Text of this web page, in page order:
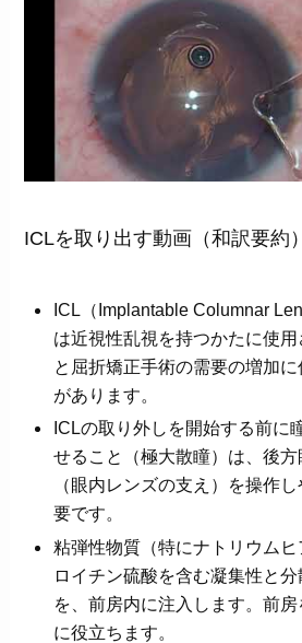
ICLを取り出す動画（和訳要約）
ICL（Implantable Columnar
は近視性乱視を持つかたに使
と屈折矯正手術の需要の増加
があります。
ICLの取り外しを開始する前に
せること（極大散瞳）は、後
（眼内レンズの支え）を操作
要です。
粘弾性物質（特にナトリウム
ロイチン硫酸を含む凝集性と分
を、前房内に注入します。前
に役立ちます。